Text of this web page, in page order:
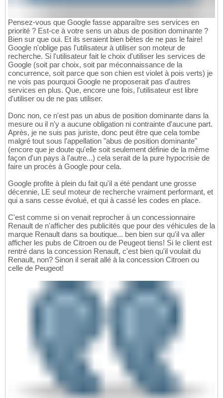
Pensez-vous que Google fasse apparaître ses services en
priorité ? Est-ce à votre sens un abus de position dominante ?
Bien sur que oui. Et ils seraient bien bêtes de ne pas le faire!
Google n'oblige pas l'utilisateur à utiliser son moteur de
recherche. Si l'utilisateur fait le choix d'utiliser les services de
Google (soit par choix, soit par méconnaissance de la
concurrence, soit parce que son chien est violet à pois verts) je
ne vois pas pourquoi Google ne proposerait pas d'autres
services en plus. Que, encore une fois, l'utilisateur est libre
d'utiliser ou de ne pas utiliser.
Donc non, ce n'est pas un abus de position dominante dans la
mesure ou il n'y a aucune obligation ni contrainte d'aucune part.
Après, je ne suis pas juriste, donc peut être que cela tombe
malgré tout sous l'appellation "abus de position dominante"
(encore que je doute qu'elle soit seulement définie de la même
façon d'un pays à l'autre...) cela serait de la pure hypocrisie de
faire un procès à Google pour cela.
Google profite à plein du fait qu'il a été pendant une grosse
décennie, LE seul moteur de recherche vraiment performant, et
qui a sans cesse évolué, et qui à cassé les codes en place.
C'est comme si on venait reprocher à un concessionnaire
Renault de n'afficher des publicités que pour des véhicules de la
marque Renault dans sa boutique... ben bien sur qu'il va aller
afficher les pubs de Citroen ou de Peugeot tiens! Si le client est
rentré dans la concession Renault, c'est bien qu'il voulait du
Renault, non? Sinon il serait allé à la concession Citroen ou
celle de Peugeot!